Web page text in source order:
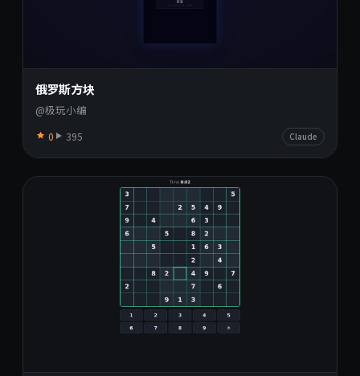
俄罗斯方块
@极玩小编
0 395 Claude